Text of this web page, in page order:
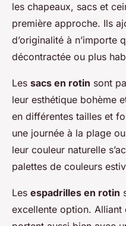
les chapeaux, sacs et
première approche. Ils
d’originalité à n’importe
décontractée ou plus
Les sacs en rotin sont
leur esthétique bohème
en différentes tailles et
une journée à la plage
leur couleur naturelle
palettes de couleurs
Les espadrilles en rotin
excellente option.